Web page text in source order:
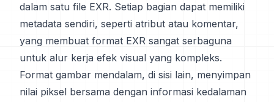
dalam satu file EXR. Setiap bagian dapat memiliki
metadata sendiri, seperti atribut atau komentar,
yang membuat format EXR sangat serbaguna
untuk alur kerja efek visual yang kompleks.
Format gambar mendalam, di sisi lain, menyimpan
nilai piksel bersama dengan informasi kedalaman